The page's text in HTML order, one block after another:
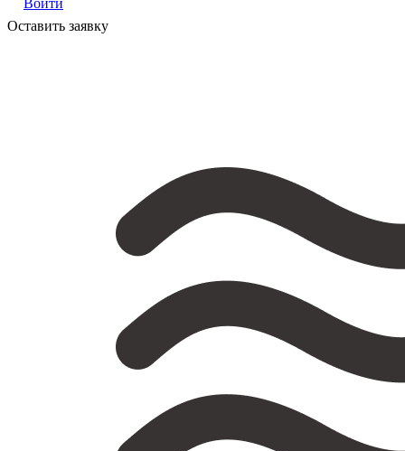
Войти
Оставить заявку